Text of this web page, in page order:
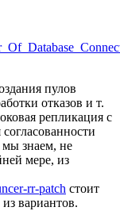
пулов
отказов и т.
репликация с
мы знаем, не
мере, из
rr-patch стоит
из вариантов.